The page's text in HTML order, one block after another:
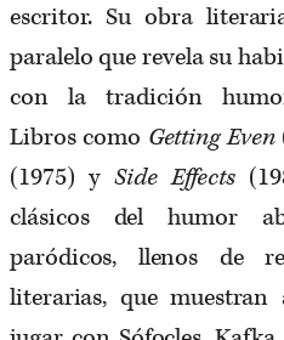
escritor. Su obra
paralelo que revela su
con la tradición
Libros como Getting Even
(1975) y Side Effects
clásicos del humor
paródicos, llenos de
literarias, que